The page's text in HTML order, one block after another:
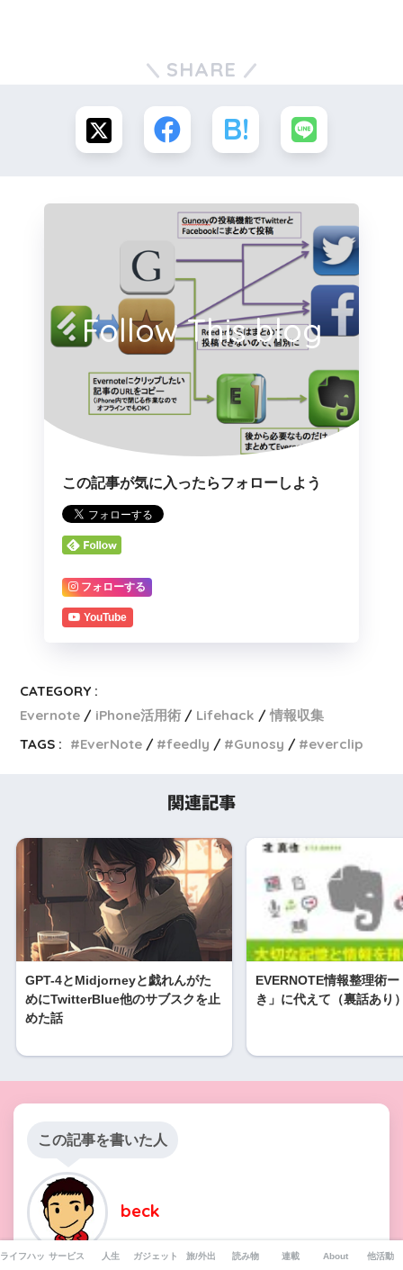
SHARE
Follow This blog
この記事が気に入ったらフォローしよう
フォローする
YouTube
CATEGORY :
Evernote
iPhone活用術 Lifehack
情報収集
TAGS :
EverNote feedly Gunosy everclip
関連記事
GPT-4とMidjorneyと戯れんがた
めにTwitterBlue他のサブスクを止
めた話
EVERNOTE情報整理術
き」に代えて（裏話あり
この記事を書いた人
beck
ライフハックサービス 人生 ガジェット 旅/外出 読み物 連載 About 他活動